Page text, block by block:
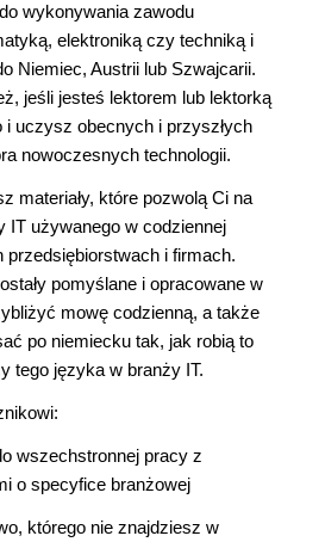
wykonywania zawodu
elektroniką czy techniką i
Niemiec, Austrii lub Szwajcarii.
jeśli jesteś lektorem lub lektorką
i uczysz obecnych i przyszłych
nowoczesnych technologii.
materiały, które pozwolą Ci na
IT używanego w codziennej
przedsiębiorstwach i firmach.
pomyślane i opracowane w
mowę codzienną, a także
po niemiecku tak, jak robią to
tego języka w branży IT.
wszechstronnej pracy z
o specyfice branżowej
którego nie znajdziesz w